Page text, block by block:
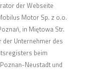
der Webseite
Motor Sp. z o.o.
in Miętowa Str.
der Unternehmer des
beim
Neustadt und